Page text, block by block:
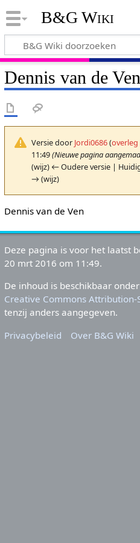
B&G Wiki
Dennis van de Ven
Versie door Jordi0686(overleg
11:49(Nieuwe pagina
(wijz) ← Oudere versie |
→ (wijz)
Dennis van de Ven
Deze pagina is voor het laatst
20 mrt 2016 om 11:49.
De inhoud is beschikbaar
Creative Commons Attribution-
tenzij anders aangegeven.
Privacybeleid
Over B&G Wiki